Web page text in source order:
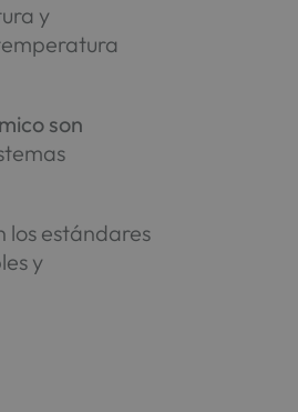
y
son
los estándares
y